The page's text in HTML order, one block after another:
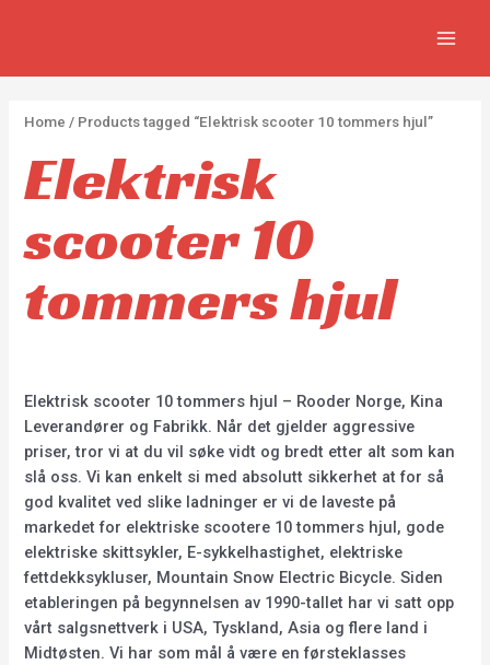
r
u
c
t
r
u
c
t
r
u
t
Home / Products tagged “Elektrisk scooter 10 tommers hjul”
Elektrisk
scooter 10
tommers hjul
Elektrisk scooter 10 tommers hjul – Rooder Norge, Kina
Leverandører og Fabrikk. Når det gjelder aggressive
priser, tror vi at du vil søke vidt og bredt etter alt som kan
slå oss. Vi kan enkelt si med absolutt sikkerhet at for så
god kvalitet ved slike ladninger er vi de laveste på
markedet for elektriske scootere 10 tommers hjul, gode
elektriske skittsykler, E-sykkelhastighet, elektriske
fettdekksykluser, Mountain Snow Electric Bicycle. Siden
etableringen på begynnelsen av 1990-tallet har vi satt opp
vårt salgsnettverk i USA, Tyskland, Asia og flere land i
Midtøsten. Vi har som mål å være en førsteklasses